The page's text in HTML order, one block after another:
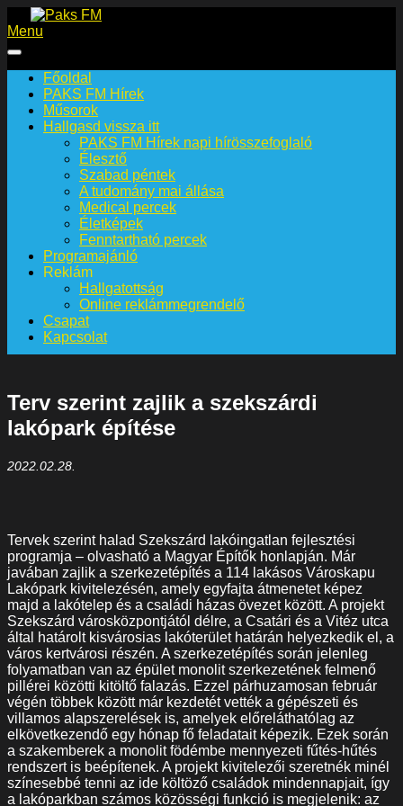
Paks FM
Menu
Főoldal
PAKS FM Hírek
Műsorok
Hallgasd vissza itt
PAKS FM Hírek napi hírösszefoglaló
Élesztő
Szabad péntek
A tudomány mai állása
Medical percek
Életképek
Fenntartható percek
Programajánló
Reklám
Hallgatottság
Online reklámmegrendelő
Csapat
Kapcsolat
Terv szerint zajlik a szekszárdi
lakópark építése
2022.02.28.
Tervek szerint halad Szekszárd lakóingatlan fejlesztési
programja – olvasható a Magyar Építők honlapján. Már
javában zajlik a szerkezetépítés a 114 lakásos Városkapu
Lakópark kivitelezésén, amely egyfajta átmenetet képez
majd a lakótelep és a családi házas övezet között. A projekt
Szekszárd városközpontjától délre, a Csatári és a Vitéz utca
által határolt kisvárosias lakóterület határán helyezkedik el, a
város kertvárosi részén. A szerkezetépítés során jelenleg
folyamatban van az épület monolit szerkezetének felmenő
pillérei közötti kitöltő falazás. Ezzel párhuzamosan február
végén többek között már kezdetét vették a gépészeti és
villamos alapszerelések is, amelyek előreláthatólag az
elkövetkezendő egy hónap fő feladatait képezik. Ezek során
a szakemberek a monolit födémbe mennyezeti fűtés-hűtés
rendszert is beépítenek. A projekt kivitelezői szeretnék minél
színesebbé tenni az ide költöző családok mindennapjait, így
a lakóparkban számos közösségi funkció is megjelenik: az